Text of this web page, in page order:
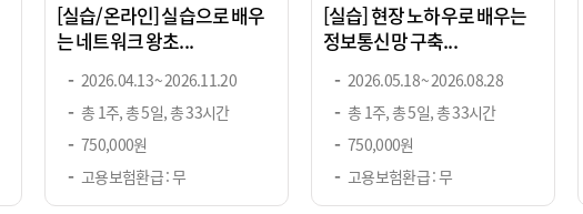
[실습/온라인] 실습으로 배우
는 네트워크 왕초...
2026.04.13 ~ 2026.11.20
총 1주, 총 5일, 총 33시간
750,000원
고용보험환급 : 무
[실습] 현장 노하우로 배우는
정보통신망 구축...
2026.05.18 ~ 2026.08.28
총 1주, 총 5일, 총 33시간
750,000원
고용보험환급 : 무